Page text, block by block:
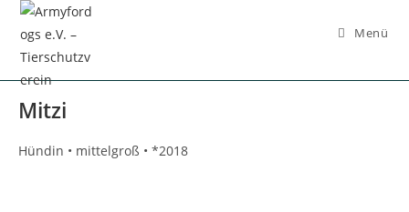
Menü
Mitzi
Hündin • mittelgroß • *2018